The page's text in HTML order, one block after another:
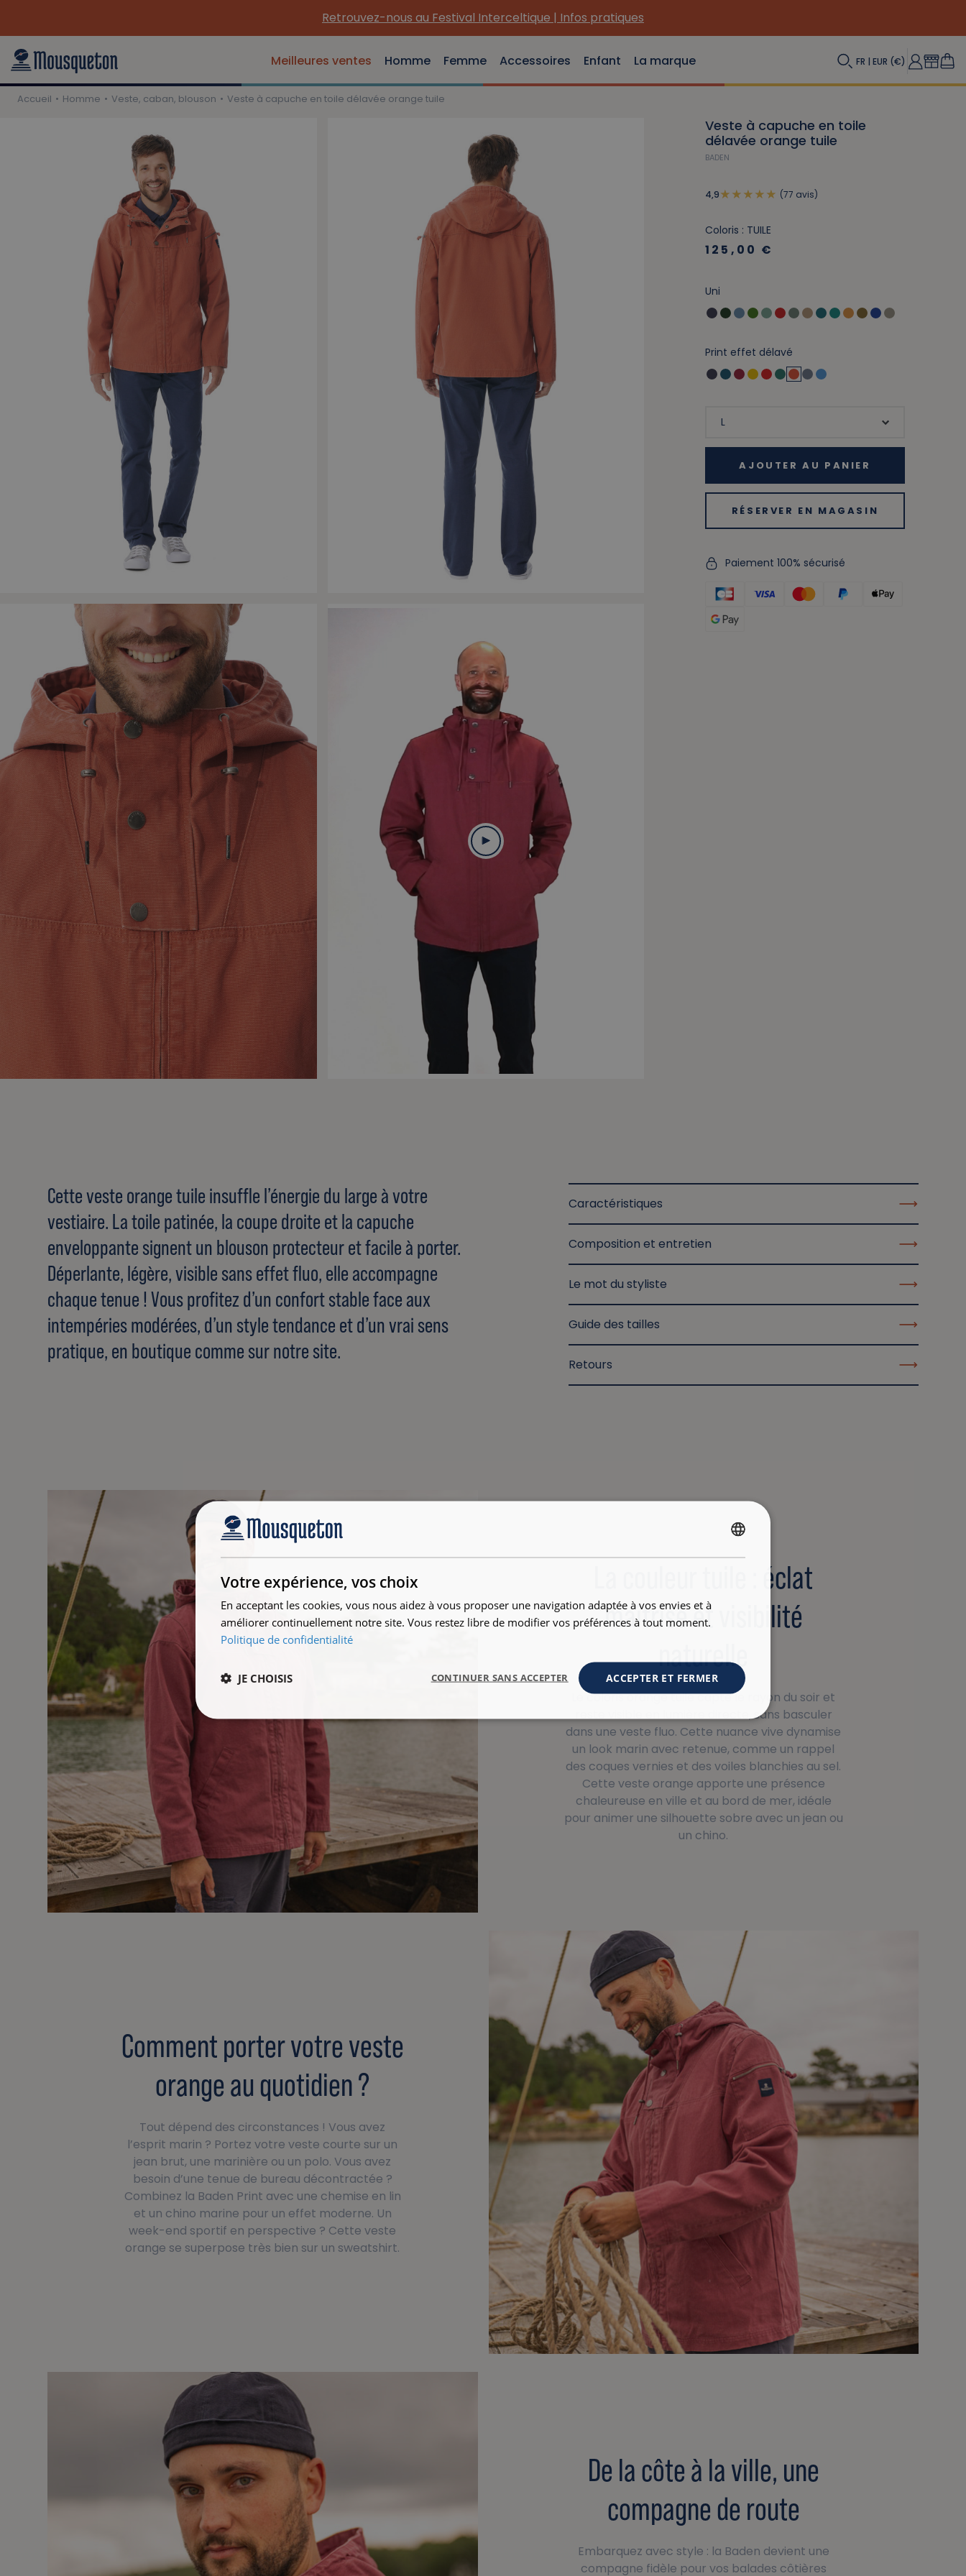
Retrouvez-nous au Festival Interceltique | Infos pratiques
Meilleures ventes Homme Femme Accessoires Enfant La marque FR | EUR (€)
Veste à capuche en toile
délavée orange tuile
BADEN
4,9 (77 avis)
Coloris : TUILE
125,00 €
Uni
Print effet délavé
AJOUTER AU PANIER
RÉSERVER EN MAGASIN
Paiement 100% sécurisé
Accueil Homme Veste, caban, blouson Veste à capuche en toile délavée orange tuile
Cette veste orange tuile insuffle l’énergie du large à votre
vestiaire. La toile patinée, la coupe droite et la capuche
enveloppante signent un blouson protecteur et facile à porter.
Déperlante, légère, visible sans effet fluo, elle accompagne
chaque tenue ! Vous profitez d’un confort stable face aux
intempéries modérées, d’un style tendance et d’un vrai sens
pratique, en boutique comme sur notre site.
Caractéristiques
Composition et entretien
Le mot du styliste
Guide des tailles
Retours
La couleur tuile : éclat
maîtrisé et visibilité
naturelle
Le coloris orange tuile capte le rayon du soir et
reste visible en lumière directe, sans basculer
dans une veste fluo. Cette nuance vive dynamise
un look marin avec retenue, comme un rappel
des coques vernies et des voiles blanchies au sel.
Cette veste orange apporte une présence
chaleureuse en ville et au bord de mer, idéale
pour animer une silhouette sobre avec un jean ou
un chino.
Comment porter votre veste
orange au quotidien ?
Tout dépend des circonstances ! Vous avez
l’esprit marin ? Portez votre veste courte sur un
jean brut, une marinière ou un polo. Vous avez
besoin d’une tenue de bureau décontractée ?
Combinez la Baden Print avec une chemise en lin
et un chino marine pour un effet moderne. Un
week-end sportif en perspective ? Cette veste
orange se superpose très bien sur un sweatshirt.
De la côte à la ville, une
compagne de route
Embarquez avec style : la Baden devient une
compagne fidèle pour vos balades côtières
Votre expérience, vos choix
En acceptant les cookies, vous nous aidez à vous proposer une navigation adaptée à vos envies et à
améliorer continuellement notre site. Vous restez libre de modifier vos préférences à tout moment.
Politique de confidentialité
ACCEPTER ET FERMER
CONTINUER SANS ACCEPTER
JE CHOISIS